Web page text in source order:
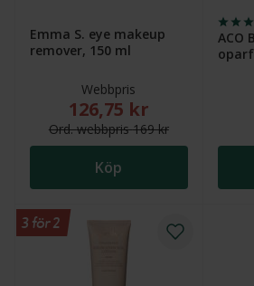
Emma S. eye makeup
remover, 150 ml
Webbpris
Nytt reducerat pris:
126,75 kr
Ord.webbpris169 kr
Köp
ACO
3 för 2